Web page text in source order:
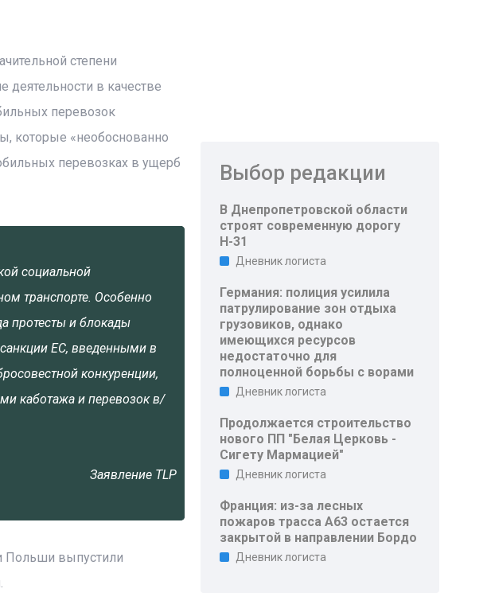
степени
деятельности в качестве
перевозок
которые «необоснованно
перевозках в ущерб
социальной
транспорте. Особенно
протесты и блокады
ЕС, введенными в
конкуренции,
каботажа и перевозок в/
Заявление TLP
Польши выпустили
Выбор редакции
В Днепропетровской области
строят современную дорогу
Н-31
Дневник логиста
Германия: полиция усилила
патрулирование зон отдыха
грузовиков, однако
имеющихся ресурсов
недостаточно для
полноценной борьбы с ворами
Дневник логиста
Продолжается строительство
нового ПП "Белая Церковь -
Сигету Мармацией"
Дневник логиста
Франция: из-за лесных
пожаров трасса A63 остается
закрытой в направлении Бордо
Дневник логиста